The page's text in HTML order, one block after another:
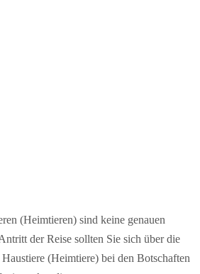
(Heimtieren) sind keine genauen
der Reise sollten Sie sich über die
(Heimtiere) bei den Botschaften